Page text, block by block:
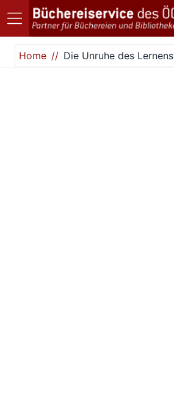
Direkt zum Inhalt
Home
Die Unruhe des Lernens